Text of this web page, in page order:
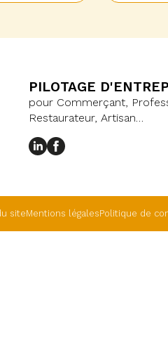
PILOTAGE
pour Commerçant,
Restaurateur, Artisan…
siteMentions légalesPolitique de